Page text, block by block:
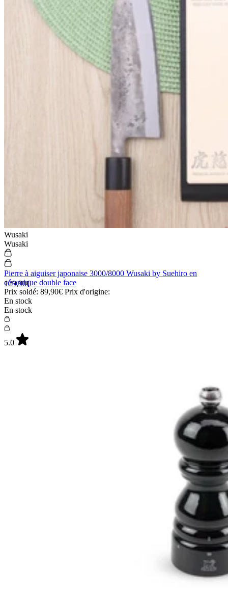
Wusaki
Wusaki
Pierre à aiguiser japonaise 3000/8000 Wusaki by Suehiro en
céramique double face
Prix soldé: 89,90€ Prix d'origine:
129,90€
En stock
En stock
5.0